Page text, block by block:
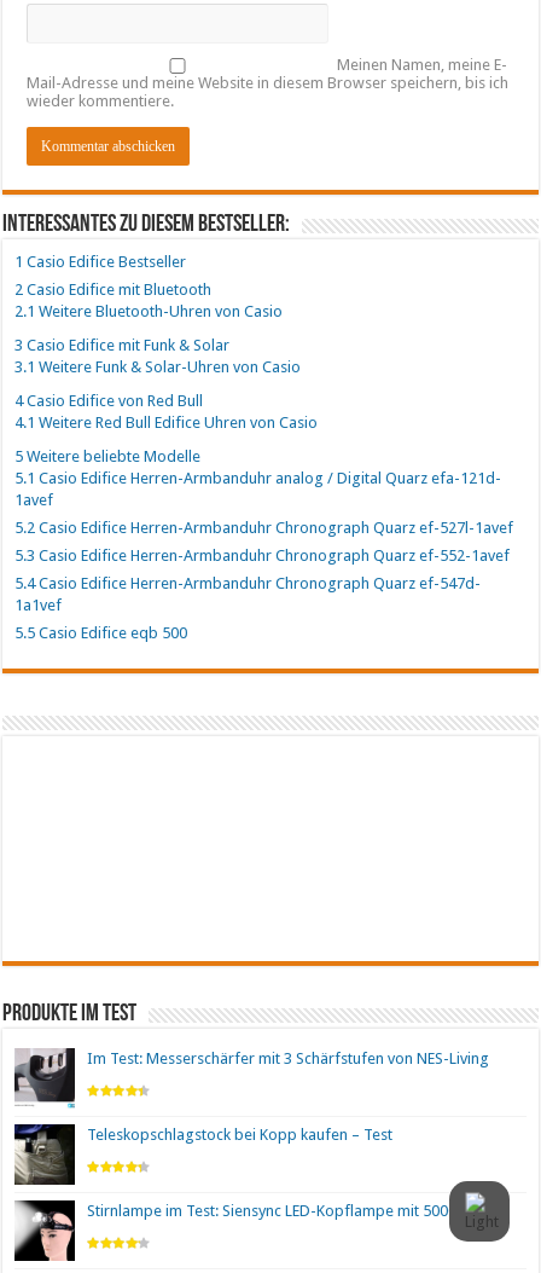
Meinen Namen, meine E-
Mail-Adresse und meine Website in diesem Browser speichern, bis ich
wieder kommentiere.
Interessantes zu diesem Bestseller:
1 Casio Edifice Bestseller
2 Casio Edifice mit Bluetooth
2.1 Weitere Bluetooth-Uhren von Casio
3 Casio Edifice mit Funk & Solar
3.1 Weitere Funk & Solar-Uhren von Casio
4Casio Edifice von Red Bull
4.1 Weitere Red Bull Edifice Uhren von Casio
5 Weitere beliebte Modelle
5.1 Casio Edifice Herren-Armbanduhr analog / Digital Quarz efa-121d-
1avef
5.2 Casio Edifice Herren-Armbanduhr Chronograph Quarz ef-527l-1avef
5.3 Casio Edifice Herren-Armbanduhr Chronograph Quarz ef-552-1avef
5.4Casio Edifice Herren-Armbanduhr Chronograph Quarz ef-547d-
1a1vef
5.5 Casio Edifice eqb 500
Produkte im Test
Im Test: Messerschärfer mit 3 Schärfstufen von NES-Living
Teleskopschlagstock bei Kopp kaufen – Test
Stirnlampe im Test: Siensync LED-Kopflampe mit 5000 Lumen